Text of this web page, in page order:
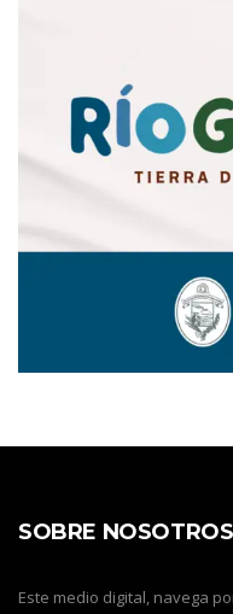
SOBRE NOSOTROS
Este medio digital, navega